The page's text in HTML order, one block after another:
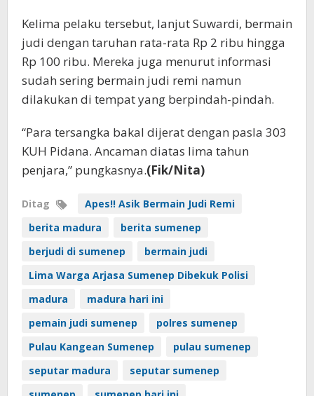
Kelima pelaku tersebut, lanjut Suwardi, bermain
judi dengan taruhan rata-rata Rp 2 ribu hingga
Rp 100 ribu. Mereka juga menurut informasi
sudah sering bermain judi remi namun
dilakukan di tempat yang berpindah-pindah.
“Para tersangka bakal dijerat dengan pasla 303
KUH Pidana. Ancaman diatas lima tahun
penjara,” pungkasnya.(Fik/Nita)
Ditag
Apes!! Asik Bermain Judi Remi
berita madura
berita sumenep
berjudi di sumenep
bermain judi
Lima Warga Arjasa Sumenep Dibekuk Polisi
madura
madura hari ini
pemain judi sumenep
polres sumenep
Pulau Kangean Sumenep
pulau sumenep
seputar madura
seputar sumenep